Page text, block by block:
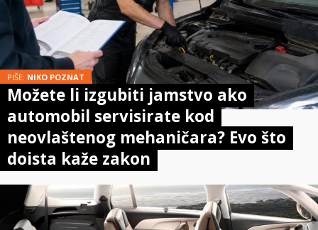
PIŠE: NIKO POZNAT
Možete li izgubiti jamstvo ako
automobil servisirate kod
neovlaštenog mehaničara? Evo što
doista kaže zakon